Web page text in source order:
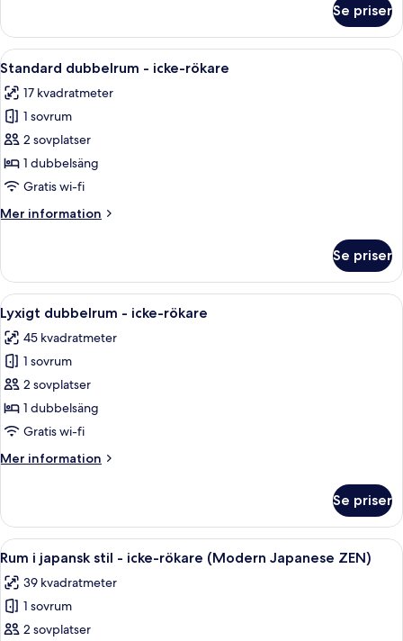
smoking
Cube
Room
Non-
Se priser
Öppna
alla
foton
för
Standard
dubbelrum
-
rökare
Ett hotellrum med en säng, ett
4
Standard dubbelrum - icke-rökare
17 kvadratmeter
1 sovrum
2 sovplatser
1 dubbelsäng
Gratis wi-fi
Mer information
Mer
dubbelrum
icke-
rökare
Se priser
Öppna
alla
foton
för
Lyxigt
dubbelrum
-
rökare
Ett hotellrum med en säng, en
5
Lyxigt dubbelrum - icke-rökare
45 kvadratmeter
1 sovrum
2 sovplatser
1 dubbelsäng
Gratis wi-fi
Mer information
Mer
dubbelrum
icke-
rökare
Se priser
Öppna
alla
foton
för
Rum
Ett modernt hotellrum med en
6
Rum i japansk stil - icke-rökare (Modern Japanese ZEN)
39 kvadratmeter
1 sovrum
2 sovplatser